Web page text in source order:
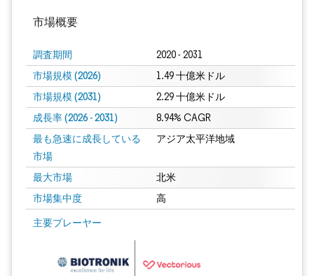
市場概要
調査期間 2020 - 2031
市場規模 (2026) 1.49 十億米ドル
市場規模 (2031) 2.29 十億米ドル
成長率 (2026 - 2031) 8.94% CAGR
最も急速に成長している
市場
アジア太平洋地域
最大市場 北米
市場集中度 高
主要プレーヤー
画像 © Mordor Intelligence。再利用にはCC BY 4.0の表示が必要です。